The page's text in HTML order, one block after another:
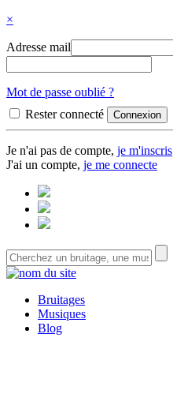
×
Adresse mail
Mot de passe oublié ?
Rester connecté
Je n'ai pas de compte, je m'inscris
J'ai un compte, je me connecte
Bruitages
Musiques
Blog